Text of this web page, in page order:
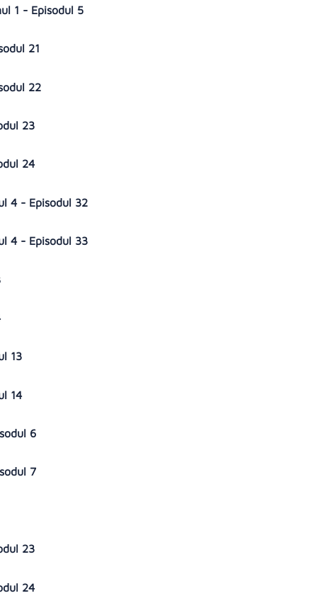
1 - Episodul 5
21
22
23
24
4 - Episodul 32
4 - Episodul 33
13
14
6
7
23
24